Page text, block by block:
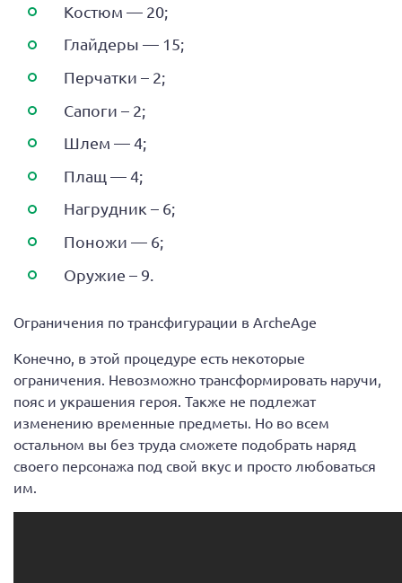
Костюм — 20;
Глайдеры — 15;
Перчатки – 2;
Сапоги – 2;
Шлем — 4;
Плащ — 4;
Нагрудник – 6;
Поножи — 6;
Оружие – 9.
Ограничения по трансфигурации в АrcheAge
Конечно, в этой процедуре есть некоторые
ограничения. Невозможно трансформировать наручи,
пояс и украшения героя. Также не подлежат
изменению временные предметы. Но во всем
остальном вы без труда сможете подобрать наряд
своего персонажа под свой вкус и просто любоваться
им.